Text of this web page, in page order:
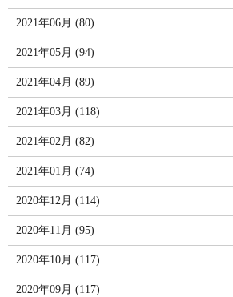
2021年06月 (80)
2021年05月 (94)
2021年04月 (89)
2021年03月 (118)
2021年02月 (82)
2021年01月 (74)
2020年12月 (114)
2020年11月 (95)
2020年10月 (117)
2020年09月 (117)